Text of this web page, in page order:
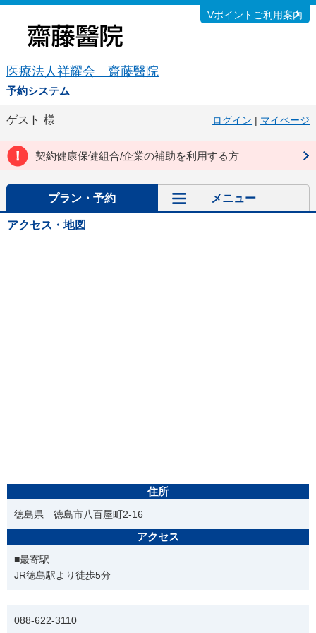
医療法人祥耀会 齋藤醫院
予約システム
Vポイントご利用案内
ゲスト 様 ログイン | マイページ
契約健康保健組合/企業の補助を利用する方
プラン・予約 メニュー
アクセス・地図
住所
徳島県 徳島市八百屋町2-16
アクセス
■最寄駅
JR徳島駅より徒歩5分
088-622-3110